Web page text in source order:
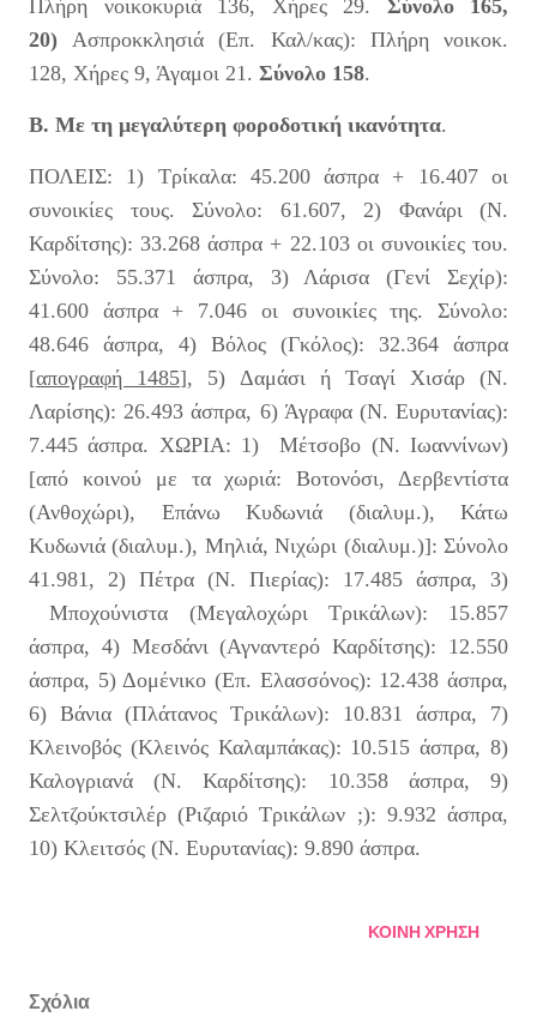
Πλήρη νοικοκυριά 136, Χήρες 29. Σύνολο 165,
20)Ασπροκκλησιά (Επ. Καλ/κας): Πλήρη νοικοκ.
128, Χήρες 9, Άγαμοι 21. Σύνολο 158.
Β. Με τη μεγαλύτερη φοροδοτική ικανότητα.
ΠΟΛΕΙΣ: 1) Τρίκαλα: 45.200 άσπρα + 16.407 οι
συνοικίες τους. Σύνολο: 61.607, 2) Φανάρι (Ν.
Καρδίτσης): 33.268 άσπρα + 22.103 οι συνοικίες του.
Σύνολο: 55.371 άσπρα, 3) Λάρισα (Γενί Σεχίρ):
41.600 άσπρα + 7.046 οι συνοικίες της. Σύνολο:
48.646 άσπρα, 4) Βόλος (Γκόλος): 32.364 άσπρα
[απογραφή 1485], 5) Δαμάσι ή Τσαγί Χισάρ (Ν.
Λαρίσης): 26.493 άσπρα, 6) Άγραφα (Ν. Ευρυτανίας):
7.445 άσπρα. ΧΩΡΙΑ: 1) Μέτσοβο (Ν. Ιωαννίνων)
[από κοινού με τα χωριά: Βοτονόσι, Δερβεντίστα
(Ανθοχώρι), Επάνω Κυδωνιά (διαλυμ.), Κάτω
Κυδωνιά (διαλυμ.), Μηλιά, Νιχώρι (διαλυμ.)]: Σύνολο
41.981, 2) Πέτρα (Ν. Πιερίας): 17.485 άσπρα, 3)
Μποχούνιστα (Μεγαλοχώρι Τρικάλων): 15.857
άσπρα, 4) Μεσδάνι (Αγναντερό Καρδίτσης): 12.550
άσπρα, 5) Δομένικο (Επ. Ελασσόνος): 12.438 άσπρα,
6) Βάνια (Πλάτανος Τρικάλων): 10.831 άσπρα, 7)
Κλεινοβός (Κλεινός Καλαμπάκας): 10.515 άσπρα, 8)
Καλογριανά (Ν. Καρδίτσης): 10.358 άσπρα, 9)
Σελτζούκτσιλέρ (Ριζαριό Τρικάλων ;): 9.932 άσπρα,
10) Κλειτσός (Ν. Ευρυτανίας): 9.890 άσπρα.
ΚΟΙΝΉ ΧΡΉΣΗ
Σχόλια